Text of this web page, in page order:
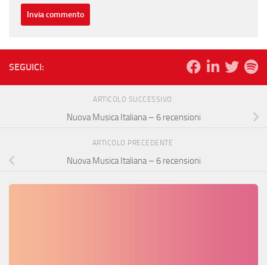
SEGUICI:
ARTICOLO SUCCESSIVO
Nuova Musica Italiana – 6 recensioni
ARTICOLO PRECEDENTE
Nuova Musica Italiana – 6 recensioni